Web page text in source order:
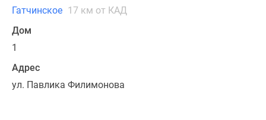
Гатчинское 17 км от КАД
Дом
1
Адрес
ул. Павлика Филимонова